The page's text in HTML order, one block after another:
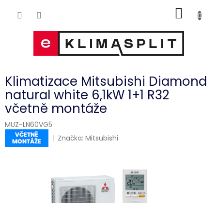
KOŠÍK
Klimatizace Mitsubishi Diamond
natural white 6,1kW 1+1 R32
včetně montáže
MUZ-LN60VG5
Značka:Mitsubishi